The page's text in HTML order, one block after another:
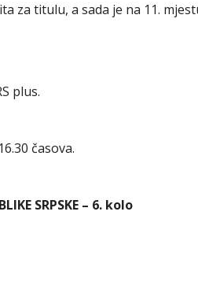
za titulu, a sada je na 11.
plus.
časova.
SRPSKE – 6. kolo